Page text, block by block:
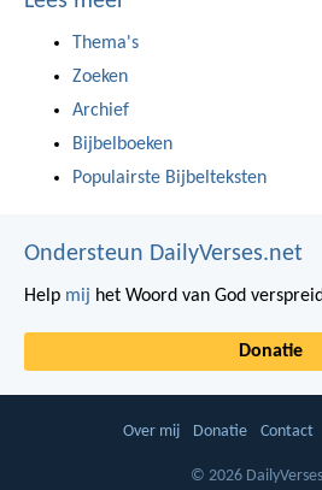
Thema's
Zoeken
Archief
Bijbelboeken
Populairste Bijbelteksten
Ondersteun DailyVerses.net
Help mij het Woord van God
Donatie
Over mij Donatie Contact
© 2026